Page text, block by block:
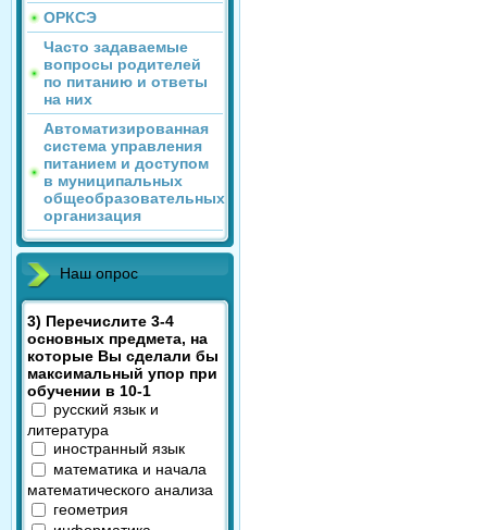
ОРКСЭ
Часто задаваемые
вопросы родителей
по питанию и ответы
на них
Автоматизированная
система управления
питанием и доступом
в муниципальных
общеобразовательных
организация
Наш опрос
3) Перечислите 3-4
основных предмета, на
которые Вы сделали бы
максимальный упор при
обучении в 10-1
русский язык и
литература
иностранный язык
математика и начала
математического анализа
геометрия